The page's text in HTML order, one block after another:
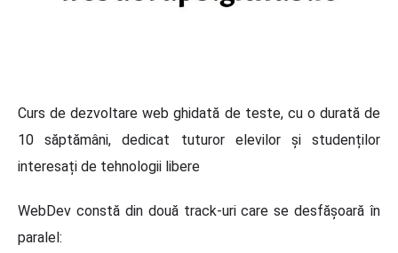
Curs de dezvoltare web ghidată de teste, cu o durată de
10 săptămâni, dedicat tuturor elevilor și studenților
interesați de tehnologii libere
WebDev constă din două track-uri care se desfășoară în
paralel: